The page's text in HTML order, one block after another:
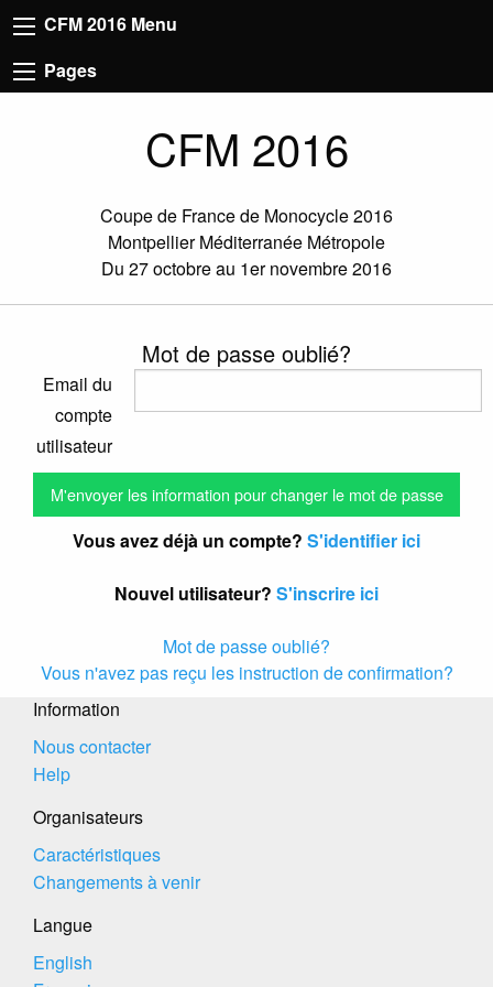
CFM 2016 Menu
Pages
CFM 2016
Coupe de France de Monocycle 2016
Montpellier Méditerranée Métropole
Du 27 octobre au 1er novembre 2016
Mot de passe oublié?
Email du
compte
utilisateur
Vous avez déjà un compte? S'identifier ici
Nouvel utilisateur? S'inscrire ici
Mot de passe oublié?
Vous n'avez pas reçu les instruction de confirmation?
Information
Nous contacter
Help
Organisateurs
Caractéristiques
Changements à venir
Langue
English